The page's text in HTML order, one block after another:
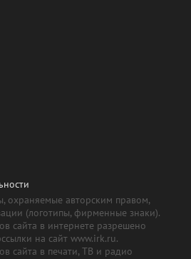
охраняемые авторским правом,
(логотипы, фирменные знаки).
сайта в интернете разрешено
на сайт www.irk.ru.
сайта в печати, ТВ и радио